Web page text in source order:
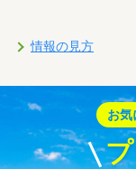
情報の見方
お気